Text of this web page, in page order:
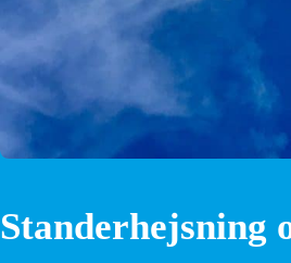
Standerhejsning